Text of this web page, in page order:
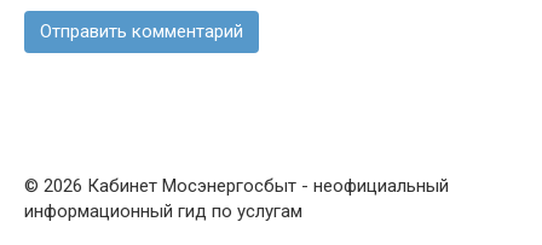
© 2026 Кабинет Мосэнергосбыт - неофициальный
информационный гид по услугам